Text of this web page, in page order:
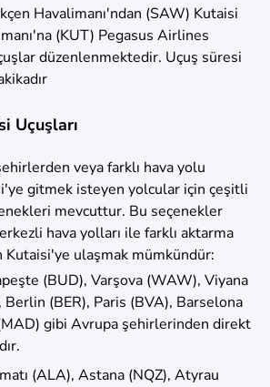
Havalimanı'ndan (SAW) Kutaisi
(KUT) Pegasus Airlines
düzenlenmektedir. Uçuş süresi
Uçuşları
veya farklı hava yolu
gitmek isteyen yolcular için çeşitli
mevcuttur. Bu seçenekler
hava yolları ile farklı aktarma
Kutaisi'ye ulaşmak mümkündür:
(BUD), Varşova (WAW), Viyana
Berlin (BER), Paris (BVA), Barselona
gibi Avrupa şehirlerinden direkt
(ALA), Astana (NQZ), Atyrau